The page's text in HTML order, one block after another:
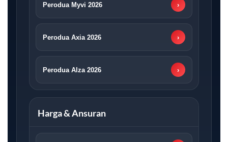
Perodua Myvi 2026 ›
Perodua Axia 2026 ›
Perodua Alza 2026 ›
Harga & Ansuran